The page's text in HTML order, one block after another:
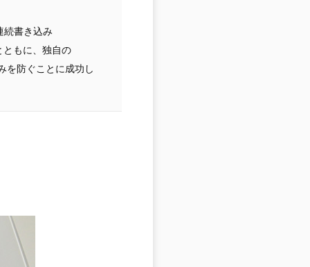
続書き込み
もに、独自の
を防ぐことに成功し